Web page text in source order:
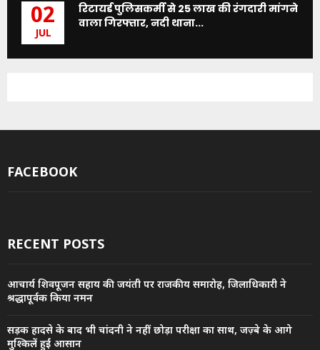
02
JUL
रिटायर्ड पुलिसकर्मी से 25 लाख की रंगदारी मांगने
वाला गिरफ्तार, नदी थाना...
FACEBOOK
RECENT POSTS
आचार्य शिवपूजन सहाय की जयंती पर राजकीय समारोह, जिलाधिकारी ने
श्रद्धापूर्वक किया नमन
सड़क हादसे के बाद भी चांदनी ने नहीं छोड़ा परीक्षा का साथ, जज़्बे के आगे
मुश्किलें हुईं आसान